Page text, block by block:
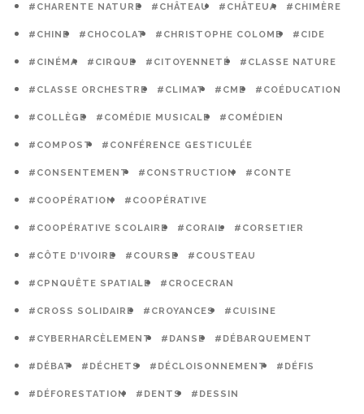
#CHARENTE NATURE #CHÂTEAU #CHÂTEUA #CHIMÈRE
#CHINE #CHOCOLAT #CHRISTOPHE COLOMB #CIDE
#CINÉMA #CIRQUE #CITOYENNETÉ #CLASSE NATURE
#CLASSE ORCHESTRE #CLIMAT #CME #COÉDUCATION
#COLLÈGE #COMÉDIE MUSICALE #COMÉDIEN
#COMPOST #CONFÉRENCE GESTICULÉE
#CONSENTEMENT #CONSTRUCTION #CONTE
#COOPÉRATION #COOPÉRATIVE
#COOPÉRATIVE SCOLAIRE #CORAIL #CORSETIER
#CÔTE D'IVOIRE #COURSE #COUSTEAU
#CPNQUÊTE SPATIALE #CROCECRAN
#CROSS SOLIDAIRE #CROYANCES #CUISINE
#CYBERHARCÈLEMENT #DANSE #DÉBARQUEMENT
#DÉBAT #DÉCHETS #DÉCLOISONNEMENT #DÉFIS
#DÉFORESTATION #DENTS #DESSIN